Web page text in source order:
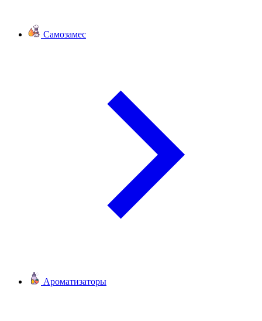
Самозамес
Ароматизаторы